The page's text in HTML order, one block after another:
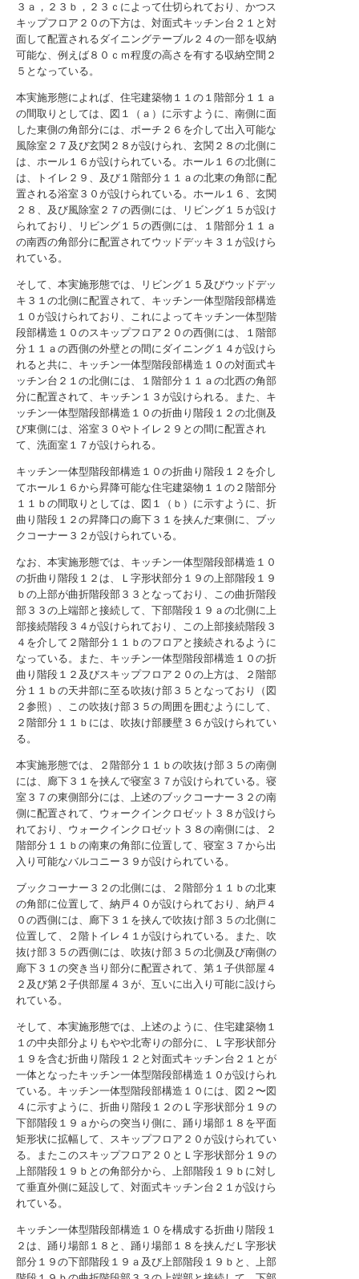
３ａ，２３ｂ，２３ｃによって仕切られており、かつス
キップフロア２０の下方は、対面式キッチン台２１と対
面して配置されるダイニングテーブル２４の一部を収納
可能な、例えば８０ｃｍ程度の高さを有する収納空間２
５となっている。
本実施形態によれば、住宅建築物１１の１階部分１１ａ
の間取りとしては、図１（ａ）に示すように、南側に面
した東側の角部分には、ポーチ２６を介して出入可能な
風除室２７及び玄関２８が設けられ、玄関２８の北側に
は、ホール１６が設けられている。ホール１６の北側に
は、トイレ２９、及び１階部分１１ａの北東の角部に配
置される浴室３０が設けられている。ホール１６、玄関
２８、及び風除室２７の西側には、リビング１５が設け
られており、リビング１５の西側には、１階部分１１ａ
の南西の角部分に配置されてウッドデッキ３１が設けら
れている。
そして、本実施形態では、リビング１５及びウッドデッ
キ３１の北側に配置されて、キッチン一体型階段部構造
１０が設けられており、これによってキッチン一体型階
段部構造１０のスキップフロア２０の西側には、１階部
分１１ａの西側の外壁との間にダイニング１４が設けら
れると共に、キッチン一体型階段部構造１０の対面式キ
ッチン台２１の北側には、１階部分１１ａの北西の角部
分に配置されて、キッチン１３が設けられる。また、キ
ッチン一体型階段部構造１０の折曲り階段１２の北側及
び東側には、浴室３０やトイレ２９との間に配置され
て、洗面室１７が設けられる。
キッチン一体型階段部構造１０の折曲り階段１２を介し
てホール１６から昇降可能な住宅建築物１１の２階部分
１１ｂの間取りとしては、図１（ｂ）に示すように、折
曲り階段１２の昇降口の廊下３１を挟んだ東側に、ブッ
クコーナー３２が設けられている。
なお、本実施形態では、キッチン一体型階段部構造１０
の折曲り階段１２は、Ｌ字形状部分１９の上部階段１９
ｂの上部が曲折階段部３３となっており、この曲折階段
部３３の上端部と接続して、下部階段１９ａの北側に上
部接続階段３４が設けられており、この上部接続階段３
４を介して２階部分１１ｂのフロアと接続されるように
なっている。また、キッチン一体型階段部構造１０の折
曲り階段１２及びスキップフロア２０の上方は、２階部
分１１ｂの天井部に至る吹抜け部３５となっており（図
２参照）、この吹抜け部３５の周囲を囲むようにして、
２階部分１１ｂには、吹抜け部腰壁３６が設けられてい
る。
本実施形態では、２階部分１１ｂの吹抜け部３５の南側
には、廊下３１を挟んで寝室３７が設けられている。寝
室３７の東側部分には、上述のブックコーナー３２の南
側に配置されて、ウォークインクロゼット３８が設けら
れており、ウォークインクロゼット３８の南側には、２
階部分１１ｂの南東の角部に位置して、寝室３７から出
入り可能なバルコニー３９が設けられている。
ブックコーナー３２の北側には、２階部分１１ｂの北東
の角部に位置して、納戸４０が設けられており、納戸４
０の西側には、廊下３１を挟んで吹抜け部３５の北側に
位置して、２階トイレ４１が設けられている。また、吹
抜け部３５の西側には、吹抜け部３５の北側及び南側の
廊下３１の突き当り部分に配置されて、第１子供部屋４
２及び第２子供部屋４３が、互いに出入り可能に設けら
れている。
そして、本実施形態では、上述のように、住宅建築物１
１の中央部分よりもやや北寄りの部分に、Ｌ字形状部分
１９を含む折曲り階段１２と対面式キッチン台２１とが
一体となったキッチン一体型階段部構造１０が設けられ
ている。キッチン一体型階段部構造１０には、図２〜図
４に示すように、折曲り階段１２のＬ字形状部分１９の
下部階段１９ａからの突当り側に、踊り場部１８を平面
矩形状に拡幅して、スキップフロア２０が設けられてい
る。またこのスキップフロア２０とＬ字形状部分１９の
上部階段１９ｂとの角部分から、上部階段１９ｂに対し
て垂直外側に延設して、対面式キッチン台２１が設けら
れている。
キッチン一体型階段部構造１０を構成する折曲り階段１
２は、踊り場部１８と、踊り場部１８を挟んだＬ字形状
部分１９の下部階段１９ａ及び上部階段１９ｂと、上部